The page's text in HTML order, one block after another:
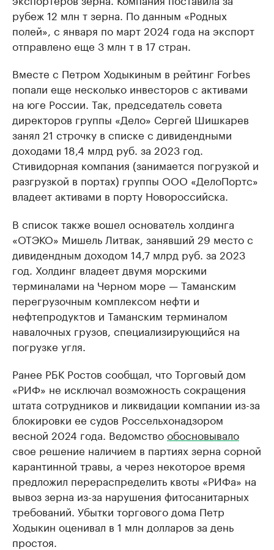
рубеж 12 млн т зерна. По данным «Родных
полей», с января по март 2024 года на экспорт
отправлено еще 3 млн т в 17 стран.
Вместе с Петром Ходыкиным в рейтинг Forbes
попали еще несколько инвесторов с активами
на юге России. Так, председатель совета
директоров группы «Дело» Сергей Шишкарев
занял 21 строчку в списке с дивидендными
доходами 18,4 млрд руб. за 2023 год.
Стивидорная компания (занимается погрузкой и
разгрузкой в портах) группы ООО «ДелоПортс»
владеет активами в порту Новороссийска.
В список также вошел основатель холдинга
«ОТЭКО» Мишель Литвак, занявший 29 место с
дивидендным доходом 14,7 млрд руб. за 2023
год. Холдинг владеет двумя морскими
терминалами на Черном море — Таманским
перегрузочным комплексом нефти и
нефтепродуктов и Таманским терминалом
навалочных грузов, специализирующийся на
погрузке угля.
Ранее РБК Ростов сообщал, что Торговый дом
«РИФ» не исключал возможность сокращения
штата сотрудников и ликвидации компании из-за
блокировки ее судов Россельхонадзором
весной 2024 года. Ведомствообосновывало
свое решение наличием в партиях зерна сорной
карантинной травы, а через некоторое время
предложил перераспределить квоты «РИФа» на
вывоз зерна из-за нарушения фитосанитарных
требований. Убытки торгового дома Петр
Ходыкин оценивал в 1 млн долларов за день
простоя.